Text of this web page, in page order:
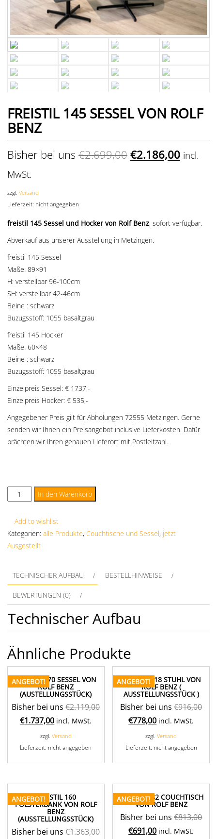
FREISTIL 145 SESSEL VON ROLF
BENZ
Bisher bei uns €2.699,00 €2.186,00 incl.
MwSt.
zzgl. Versand
Lieferzeit: nicht angegeben
freistil 145 Sessel und Hocker von Rolf Benz, sofort verfügbar.
Abverkauf aus unserer Ausstellung in Metzingen.
freistil 145 Sessel
Maße: 89×91
H: verstellbar 96-100cm
SH: verstellbar 42-46cm
Beine : schwarz
Buzugsstoff: 1055 basaltgrau
freistil 145 Hocker
Maße: 60×48
Beine : schwarz
Buzugsstoff: 1055 basaltgrau
Einzelpreis Sessel: € 1737,-
Einzelpreis Hocker: € 535,-
Angegebener Preis gilt für Abholungen 72555 Metzingen. Gerne
senden wir Ihnen ein Preisangebot inclusive Lieferkosten. Dafür
brächten wir Ihren genauen Lieferort mit Postleitzahl.
In den Warenkorb
Add to wishlist
Kategorien: alle Produkte, Couchtische und Sessel, jetzt
Ausgestellt
TECHNISCHER AUFBAU BESTELLHINWEISE
BEWERTUNGEN (0)
Technischer Aufbau
Ähnliche Produkte
ANGEBOT!
FREISTIL 170 SESSEL VON
ROLF BENZ
(AUSTELLUNGSSTÜCK)
Bisher bei uns €2.119,00
€1.737,00 incl. MwSt.
zzgl. Versand
Lieferzeit: nicht angegeben
ANGEBOT!
FREISTIL 118 STUHL VON
ROLF BENZ (
AUSSTELLUNGSSTÜCK )
Bisher bei uns €916,00
€778,00 incl. MwSt.
zzgl.Versand
Lieferzeit: nicht angegeben
ANGEBOT!FREISTIL 160
POLSTERBANK VON ROLF
BENZ
(AUSSTELLUNGSSTÜCK)
Bisher bei uns €1.363,00
ANGEBOT!
FREISTIL 182 COUCHTISCH
VON ROLF BENZ
Bisher bei uns €813,00
€691,00 incl. MwSt.